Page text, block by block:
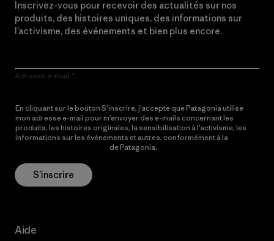
Inscrivez-vous pour recevoir des actualités sur nos
produits, des histoires uniques, des informations sur
l’activisme, des événements et bien plus encore.
Adresse e-mail
En cliquant sur le bouton S’inscrire, j’accepte que Patagonia utilise
mon adresse e-mail pour m’envoyer des e-mails concernant les
produits, les histoires originales, la sensibilisation à l’activisme, les
informations sur les événements et autres, conformément à la
de Patagonia.
S’inscrire
Aide